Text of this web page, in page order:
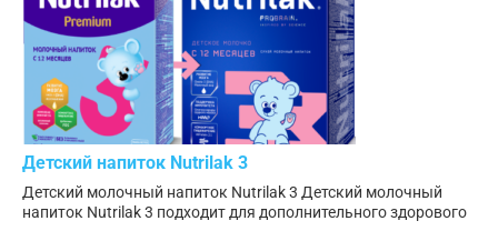
Детский напиток Nutrilak 3
Детский молочный напиток Nutrilak 3 Детский молочный
напиток Nutrilak 3 подходит для дополнительного здорового